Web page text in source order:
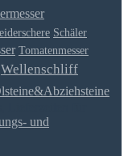
Schäler
Tomatenmesser
Wellenschliff
und